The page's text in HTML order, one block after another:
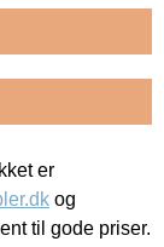
er
og
til gode priser.